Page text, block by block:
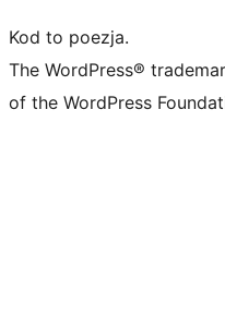
Kod to poezja.
The WordPress®
of the WordPress